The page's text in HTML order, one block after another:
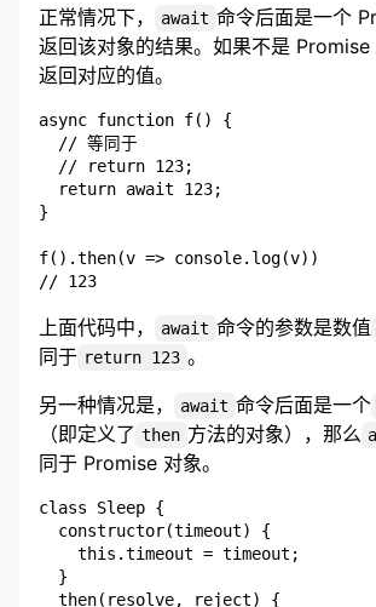
正常情况下， await 命令后面是一个
返回该对象的结果。如果不是
返回对应的值。
async function f() {
  // 等同于
  // return 123;
  return await 123;
}
f().then(v => console.log(v))
上面代码中， await 命令的参数是数值
同于 return 123 。
另一种情况是，
await 命令后面是一个
（即定义了 then 方法的对象），那么
同于 Promise 对象。
class Sleep {
  constructor(timeout) {
    this.timeout = timeout;
  }
  then(resolve, reject) {